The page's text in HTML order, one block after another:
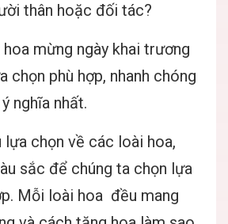
thân hoặc đối tác?
mừng ngày khai trương
chọn phù hợp, nhanh chóng
nghĩa nhất.
chọn về các loài hoa,
sắc để chúng ta chọn lựa
Mỗi loài hoa đều mang